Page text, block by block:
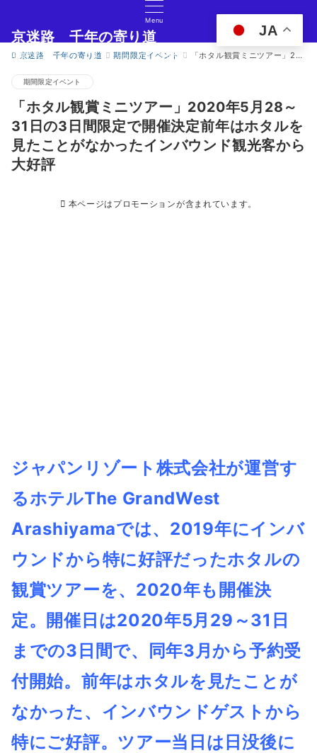
Menu
京迷路 千年の寄り道
京都の観光イベント・グルメ・ショッピングの情報サイト
京迷路 千年の寄り道 期間限定イベント 「ホタル観賞ミニツアー」2020年5月28～31日の3日間限定で開催決定前年はホタルを見たことがなかったインバウンド観光客から大好評
期間限定イベント
「ホタル観賞ミニツアー」2020年5月28～
31日の3日間限定で開催決定前年はホタルを
見たことがなかったインバウンド観光客から
大好評
本ページはプロモーションが含まれています。
ジャパンリゾート株式会社が運営す
るホテルThe GrandWest
Arashiyamaでは、2019年にインバ
ウンドから特に好評だったホタルの
観賞ツアーを、2020年も開催決
定。開催日は2020年5月29～31日
までの3日間で、同年3月から予約受
付開始。前年はホタルを見たことが
なかった、インバウンドゲストから
特にご好評。ツアー当日は日没後に
JA